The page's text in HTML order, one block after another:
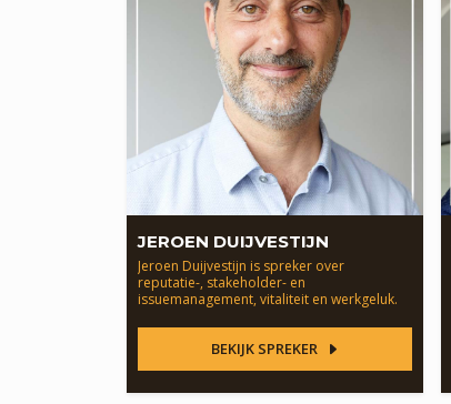
JEROEN DUIJVESTIJN
Jeroen Duijvestijn is spreker over
reputatie-, stakeholder- en
issuemanagement, vitaliteit en werkgeluk.
BEKIJK SPREKER